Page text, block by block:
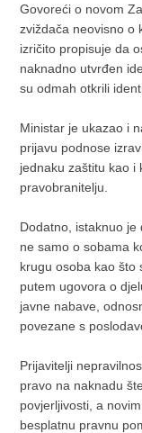
Govoreći o novom
zviždača neovisno o
izričito propisuje da
naknadno utvrđen
su odmah otkrili
Ministar je ukazao i
prijavu podnose
jednaku zaštitu kao i
pravobranitelju.
Dodatno, istaknuo
ne samo o sobama
krugu osoba kao što
putem ugovora o
javne nabave,
povezane s
Prijavitelji
pravo na naknadu
povjerljivosti, a
besplatnu pravnu